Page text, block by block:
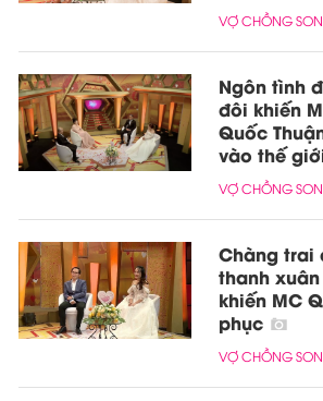
VỢ CHỒNG SON
Ngôn tình
đôi khiến
Quốc
vào thế
VỢ CHỒNG SON
Chàng trai
thanh
khiến MC
phục
VỢ CHỒNG SON